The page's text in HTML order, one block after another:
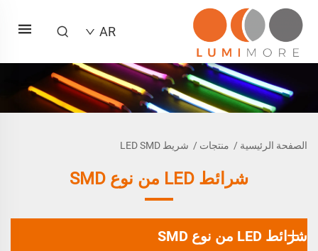
AR
الصفحة الرئيسية/ منتجات/ شريط LED SMD
شرائط LED من نوع SMD
شرائط LED من نوع SMD